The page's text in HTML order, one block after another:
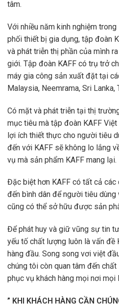
tâm.
Với nhiều năm kinh nghiệm
phối thiết bị gia dụng, tập đoàn
và phát triễn thị phần của mình
giới. Tập đoàn KAFF có trụ trở
máy gia công sản xuất đặt tại
Malaysia, Neemrama, Sri Lanka,
Có mặt và phát triễn tại thị
mục tiêu mà tập đoàn KAFF
lợi ích thiết thực cho người tiêu
đến với KAFF sẽ không lo lắng
vụ mà sản phẩm KAFF mang lại.
Đặc biệt hơn KAFF có tất cả
đến bình dân để người tiêu
cũng có thể sở hữu được sản
Để phát huy và giữ vũng sự tin
yếu tố chất lượng luôn là vấn đề
hàng đầu. Song song vơi việt
chúng tôi còn quan tâm đến
phục vụ khách hàng mọi nơi mọi
” KHI KHÁCH HÀNG CẦN